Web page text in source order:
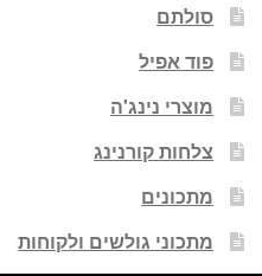
סולתם
פוד אפיל
מוצרי נינג'ה
צלחות קורנינג
מתכונים
מתכוני גולשים ולקוחות